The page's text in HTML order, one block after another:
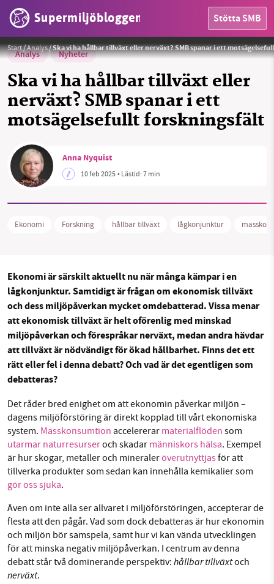
Supermiljöbloggen Stötta SMB
HEM
MILJÖFAKTA
Sök Sparade inlägg Tipsa oss
Facebook Instagram BlueSky
Start/Analys/Ska vi ha hållbar tillväxt eller nerväxt? SMB spanar i ett
Analys Nyheter
Ska vi ha hållbar tillväxt eller
nerväxt? SMB spanar i ett
motsägelsefullt forskningsfält
Foto:Pixabay
Anna Nyquist
10 feb 2025• Lästid:7 min
Ekonomi Forskning hållbar tillväxt lågkonjunktur
Ekonomi är särskilt aktuellt nu när många kämpar i en
lågkonjunktur. Samtidigt är frågan om ekonomisk tillväxt
och dess miljöpåverkan mycketomdebatterad. Vissa menar
att ekonomisk tillväxt är helt oförenlig med minskad
miljöpåverkan och förespråkar nerväxt, medan andra hävdar
att tillväxt är nödvändigt för ökad hållbarhet. Finns det ett
rätt eller fel i denna debatt? Och vad är det egentligen som
debatteras?
Det råder bred enighet om att ekonomin påverkar miljön –
dagens miljöförstöring är direkt kopplad till vårt ekonomiska
system. Masskonsumtion accelererar materialflöden som
utarmar naturresurseroch skadar människors hälsa. Exempel
är hur skogar, metaller och mineraleröverutnyttjasför att
tillverka produkter som sedan kan innehålla kemikalier som
gör oss sjuka.
Även om inte alla ser allvaret i miljöförstöringen, accepterar de
flesta att den pågår. Vad som dock debatteras är hur ekonomin
och miljön bör samspela, samt hur vi kan vända utvecklingen
för att minska negativ miljöpåverkan. I centrum av denna
debatt står två dominerande perspektiv: hållbar tillväxtoch
nerväxt.
SMB kämpar för en hållbar framtid. Sedan
starten 2010 har vår ideella redaktion drivit
miljödebatten framåt genom
nyhetsbevakning och granskningar. Nu vill vi
utveckla vårt arbete – och vi hoppas att du
vill hjälpa oss.
Stötta vårt arbete genom att swisha en slant till
1231368703